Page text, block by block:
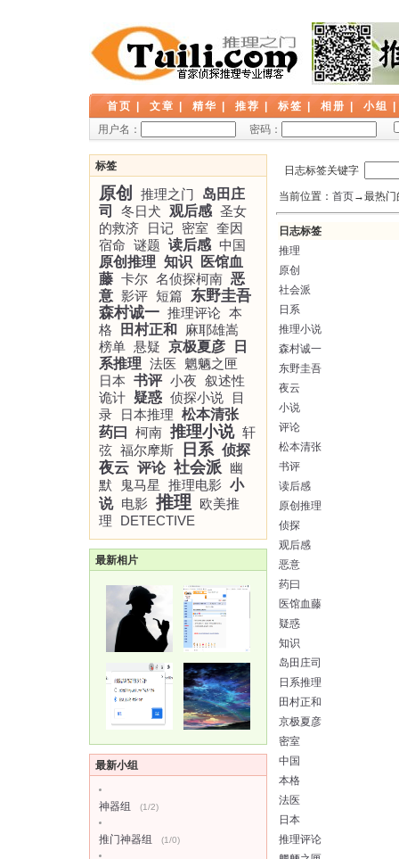
首页 文章 精华 推荐 标签 相册 小组
用户名：
密码：
标签
原创 推理之门
岛田庄
司
冬日犬 观后感 圣女
的救济
日记 密室 奎因
宿命 谜题 读后感 中国
原创推理 知识
医馆血
藤 卡尔 名侦探柯南 恶
意 影评 短篇 东野圭吾
森村诚一 推理评论 本
格
田村正和
麻耶雄嵩
榜单 悬疑 京极夏彦
日
系推理 法医
魍魉之匣
日本 书评 小夜 叙述性
诡计 疑惑 侦探小说
目
录
日本推理 松本清张
药曰
柯南 推理小说 轩
弦 福尔摩斯 日系 侦探
夜云 评论 社会派 幽
默
鬼马星 推理电影 小
说 电影 推理
欧美推
理
DETECTIVE
最新相片
最新小组
神器组 (1/2)
推门神器组 (1/0)
日志标签关键字
当前位置： 首页→最热门
日志标签
推理
原创
社会派
日系
推理小说
森村诚一
东野圭吾
夜云
小说
评论
松本清张
书评
读后感
原创推理
侦探
观后感
恶意
药曰
医馆血藤
疑惑
知识
岛田庄司
日系推理
田村正和
京极夏彦
密室
中国
本格
法医
日本
推理评论